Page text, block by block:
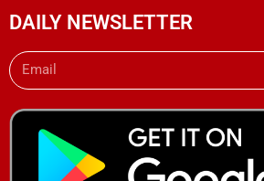
DAILY NEWSLETTER